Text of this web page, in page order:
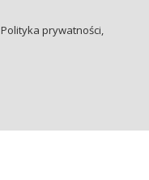
Polityka prywatności,